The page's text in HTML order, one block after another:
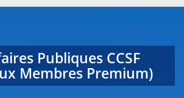
Publiques CCSF
Membres Premium)